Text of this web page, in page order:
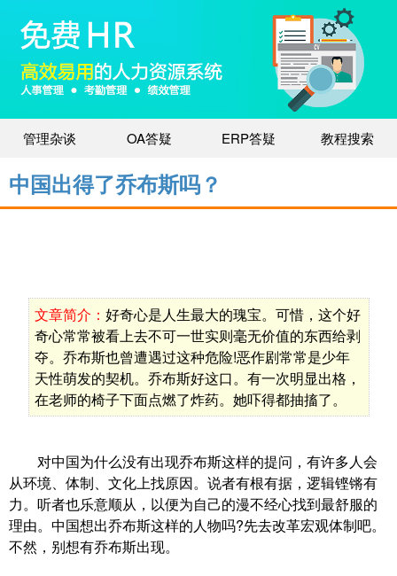
管理杂谈 OA答疑 ERP答疑 教程搜索
中国出得了乔布斯吗？
文章简介： 好奇心是人生最大的瑰宝。可惜，这个好
奇心常常被看上去不可一世实则毫无价值的东西给剥
夺。乔布斯也曾遭遇过这种危险!恶作剧常常是少年
天性萌发的契机。乔布斯好这口。有一次明显出格，
在老师的椅子下面点燃了炸药。她吓得都抽搐了。
对中国为什么没有出现乔布斯这样的提问，有许多人会
从环境、体制、文化上找原因。说者有根有据，逻辑铿锵有
力。听者也乐意顺从，以便为自己的漫不经心找到最舒服的
理由。中国想出乔布斯这样的人物吗?先去改革宏观体制吧。
不然，别想有乔布斯出现。